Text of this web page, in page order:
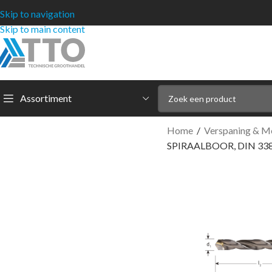
Skip to navigation
Skip to main content
Assortiment
Home / Verspaning &
SPIRAALBOOR, DIN